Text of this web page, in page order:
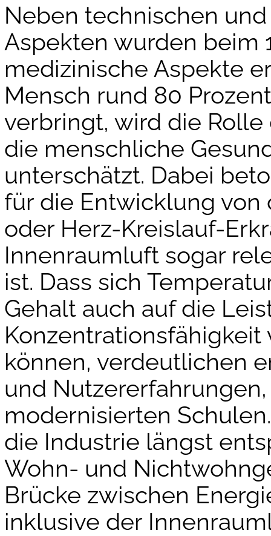
Neben technischen
Aspekten wurden beim
medizinische Aspekte
Mensch rund 80
verbringt, wird die
die menschliche
unterschätzt. Dabei
für die Entwicklung
oder Herz-Kreislauf-
Innenraumluft sogar
ist. Dass sich
Gehalt auch auf die
können, verdeutlichen
und
modernisierten
die Industrie längst
Wohn- und
Brücke zwischen
inklusive der